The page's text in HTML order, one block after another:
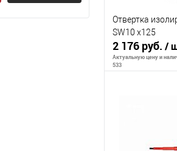
Отвертка
SW10 x125
2 176 руб. /
Актуальную цену и
533
К сравнению